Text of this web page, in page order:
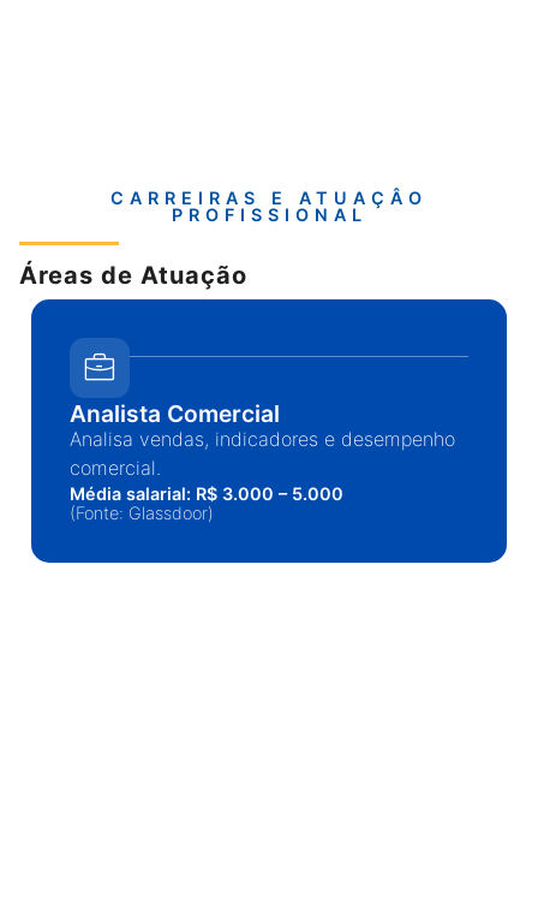
CARREIRAS E ATUAÇÂO
PROFISSIONAL
Áreas de Atuação
Analista Comercial
Analisa vendas, indicadores e desempenho
comercial.
Média salarial: R$ 3.000 – 5.000
(Fonte: Glassdoor)